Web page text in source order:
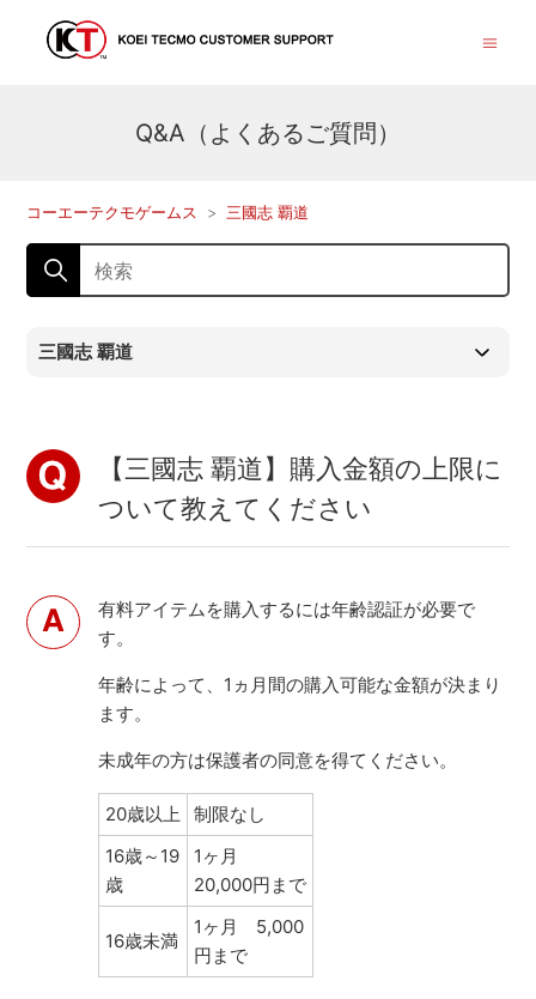
Q&A（よくあるご質問）
コーエーテクモゲームス 三國志 覇道
三國志 覇道
【三國志 覇道】購入金額の上限に
ついて教えてください
有料アイテムを購入するには年齢認証が必要で
す。
年齢によって、1ヵ月間の購入可能な金額が決まり
ます。
未成年の方は保護者の同意を得てください。
20歳以上
制限なし
16歳～19
歳
1ヶ月
20,000円まで
16歳未満
1ヶ月 5,000
円まで